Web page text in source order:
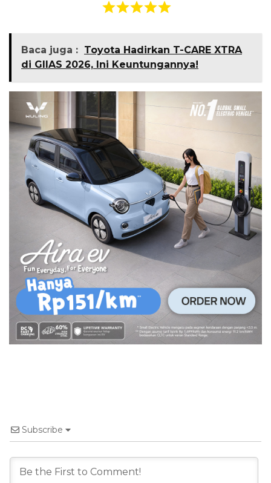
Baca juga : Toyota Hadirkan T-CARE XTRA
di GIIAS 2026, Ini Keuntungannya!
Subscribe